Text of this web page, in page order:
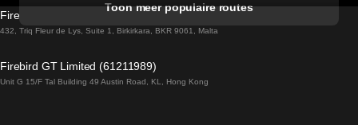
Treinen van Sevilla naar Barcelona
Treinen van Praag naar Wenen
Toon meer populaire routes
Firebird GT Limited (OC 1451)
432, Triq Fleur de Lys, Suite 1, Birkirkara, BKR 9061, Malta
Firebird GT Limited (61211989)
Unit G 15/F Tal Building 49 Austin Road, KL, Hong Kong